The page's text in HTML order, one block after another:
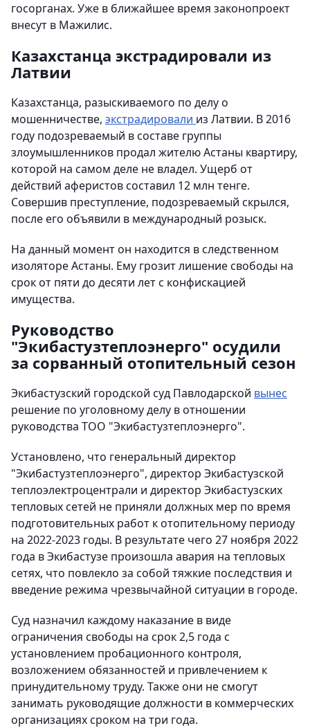
госорганах. Уже в ближайшее время законопроект
внесут в Мажилис.
Казахстанца экстрадировали из
Латвии
Казахстанца, разыскиваемого по делу о
мошенничестве, экстрадировали из Латвии. В 2016
году подозреваемый в составе группы
злоумышленников продал жителю Астаны квартиру,
которой на самом деле не владел. Ущерб от
действий аферистов составил 12 млн тенге.
Совершив преступление, подозреваемый скрылся,
после его объявили в международный розыск.
На данный момент он находится в следственном
изоляторе Астаны. Ему грозит лишение свободы на
срок от пяти до десяти лет с конфискацией
имущества.
Руководство
"Экибастузтеплоэнерго" осудили
за сорванный отопительный сезон
Экибастузский городской суд Павлодарской вынес
решение по уголовному делу в отношении
руководства ТОО "Экибастузтеплоэнерго".
Установлено, что генеральный директор
"Экибастузтеплоэнерго", директор Экибастузской
теплоэлектроцентрали и директор Экибастузских
тепловых сетей не приняли должных мер по время
подготовительных работ к отопительному периоду
на 2022-2023 годы. В результате чего 27 ноября 2022
года в Экибастузе произошла авария на тепловых
сетях, что повлекло за собой тяжкие последствия и
введение режима чрезвычайной ситуации в городе.
Суд назначил каждому наказание в виде
ограничения свободы на срок 2,5 года с
установлением пробационного контроля,
возложением обязанностей и привлечением к
принудительному труду. Также они не смогут
занимать руководящие должности в коммерческих
организациях сроком на три года.